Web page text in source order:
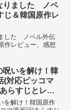
りました ノベ
じ＆韓国原作レ
した ノベル外伝
作レビュー、感想
呪いを解け！韓
(対応ピッコマ
らすじとレビ
を解け！韓国原作